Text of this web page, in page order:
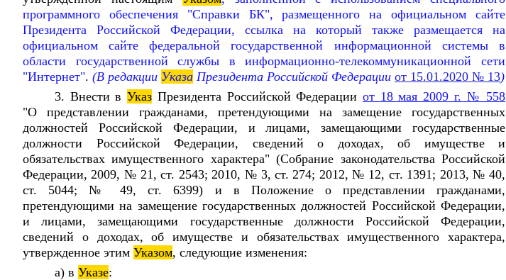
программного обеспечения "Справки БК", размещенного на официальном сайте
Президента Российской Федерации, ссылка на который также размещается на
официальном сайте федеральной государственной информационной системы в
области государственной службы в информационно-телекоммуникационной сети
"Интернет". (В редакции Указа Президента Российской Федерации от 15.01.2020 № 13)
3. Внести вУказ Президента Российской Федерацииот 18 мая 2009 г. № 558
"О представлении гражданами, претендующими на замещение государственных
должностей Российской Федерации, и лицами, замещающими государственные
должности Российской Федерации, сведений о доходах, об имуществе и
обязательствах имущественного характера" (Собрание законодательства Российской
Федерации, 2009, № 21, ст. 2543; 2010, № 3, ст. 274; 2012, № 12, ст. 1391; 2013, № 40,
ст. 5044; № 49, ст. 6399) и в Положение о представлении гражданами,
претендующими на замещение государственных должностей Российской Федерации,
и лицами, замещающими государственные должности Российской Федерации,
сведений о доходах, об имуществе и обязательствах имущественного характера,
утвержденное этим Указом, следующие изменения:
а) в Указе: